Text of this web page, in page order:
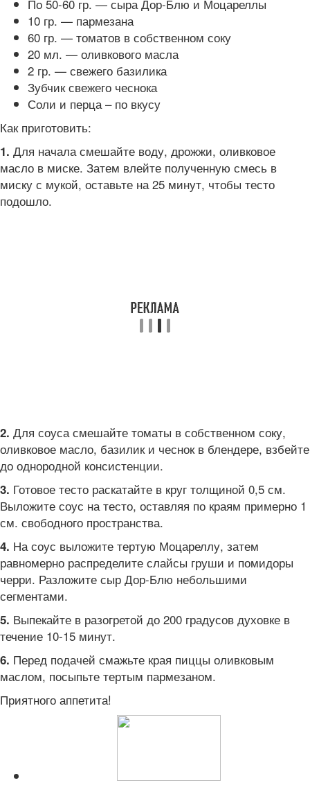
По 50-60 гр. — сыра Дор-Блю и Моцареллы
10 гр. — пармезана
60 гр. — томатов в собственном соку
20 мл. — оливкового масла
2 гр. — свежего базилика
Зубчик свежего чеснока
Соли и перца – по вкусу
Как приготовить:
1. Для начала смешайте воду, дрожжи, оливковое
масло в миске. Затем влейте полученную смесь в
миску с мукой, оставьте на 25 минут, чтобы тесто
подошло.
2. Для соуса смешайте томаты в собственном соку,
оливковое масло, базилик и чеснок в блендере, взбейте
до однородной консистенции.
3. Готовое тесто раскатайте в круг толщиной 0,5 см.
Выложите соус на тесто, оставляя по краям примерно 1
см. свободного пространства.
4. На соус выложите тертую Моцареллу, затем
равномерно распределите слайсы груши и помидоры
черри. Разложите сыр Дор-Блю небольшими
сегментами.
5. Выпекайте в разогретой до 200 градусов духовке в
течение 10-15 минут.
6. Перед подачей смажьте края пиццы оливковым
маслом, посыпьте тертым пармезаном.
Приятного аппетита!